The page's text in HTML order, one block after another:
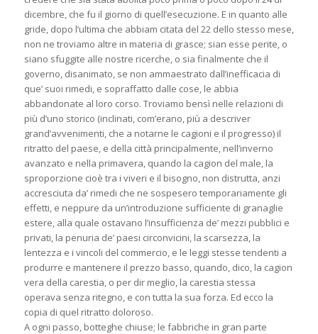
dicembre, che fu il giorno di quell’esecuzione. E in quanto alle
gride, dopo l’ultima che abbiam citata del 22 dello stesso mese,
non ne troviamo altre in materia di grasce; sian esse perite, o
siano sfuggite alle nostre ricerche, o sia finalmente che il
governo, disanimato, se non ammaestrato dall’inefficacia di
que’ suoi rimedi, e sopraffatto dalle cose, le abbia
abbandonate al loro corso. Troviamo bensì nelle relazioni di
più d’uno storico (inclinati, com’erano, più a descriver
grand’avvenimenti, che a notarne le cagioni e il progresso) il
ritratto del paese, e della città principalmente, nell’inverno
avanzato e nella primavera, quando la cagion del male, la
sproporzione cioè tra i viveri e il bisogno, non distrutta, anzi
accresciuta da’ rimedi che ne sospesero temporariamente gli
effetti, e neppure da un’introduzione sufficiente di granaglie
estere, alla quale ostavano l’insufficienza de’ mezzi pubblici e
privati, la penuria de’ paesi circonvicini, la scarsezza, la
lentezza e i vincoli del commercio, e le leggi stesse tendenti a
produrre e mantenere il prezzo basso, quando, dico, la cagion
vera della carestia, o per dir meglio, la carestia stessa
operava senza ritegno, e con tutta la sua forza. Ed ecco la
copia di quel ritratto doloroso.
A ogni passo, botteghe chiuse; le fabbriche in gran parte